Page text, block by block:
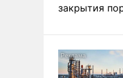
закрытия